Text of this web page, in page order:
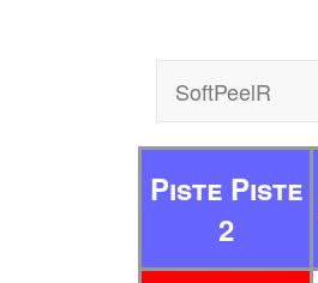
SoftPeelR
Piste Piste
2